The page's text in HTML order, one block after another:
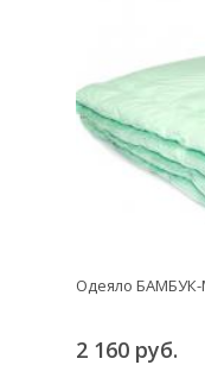
Одеяло
2 160 руб.